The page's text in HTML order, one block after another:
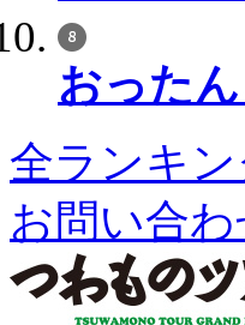
おった
全ランキ
お問い合わ